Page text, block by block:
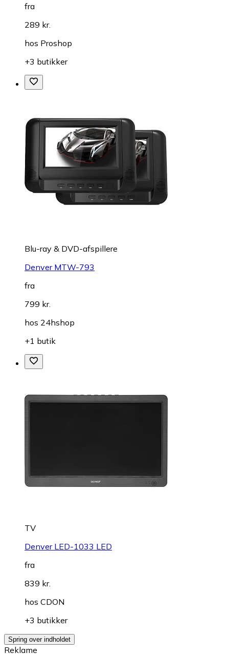
fra
289 kr.
hos Proshop
+3 butikker
Blu-ray & DVD-afspillere
Denver MTW-793
fra
799 kr.
hos 24hshop
+1 butik
TV
Denver LED-1033 LED
fra
839 kr.
hos CDON
+3 butikker
Spring over indholdet
Reklame